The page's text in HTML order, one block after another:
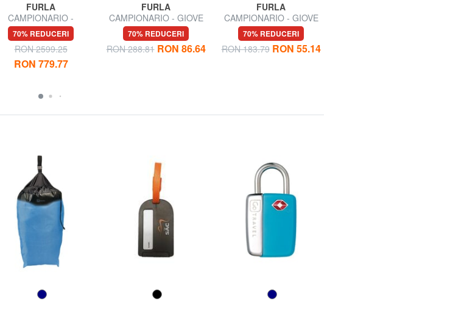
FURLA
CAMPIONARIO -
MERIDIANA Geantă de
umăr, cu curea de umăr
70% REDUCERI
RON 2599.25
RON 779.77
FURLA
CAMPIONARIO - GIOVE
Curea de umăr din piele
70% REDUCERI
RON 288.81 RON 86.64
FURLA
CAMPIONARIO - GIOVE
Curea de umăr cu logo, din
piele
70% REDUCERI
RON 183.79 RON 55.14